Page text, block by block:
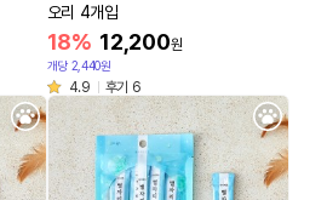
오리 4개입
18% 12,200원
개당 2,440원
4.9 후기 6